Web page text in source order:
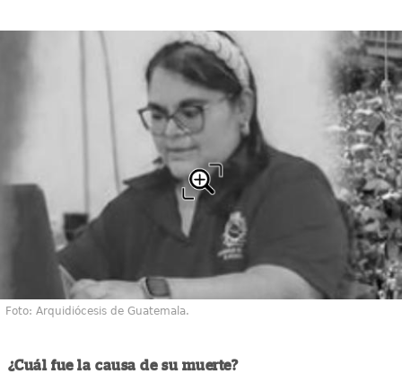
Foto: Arquidiócesis de Guatemala.
¿Cuál fue la causa de su muerte?